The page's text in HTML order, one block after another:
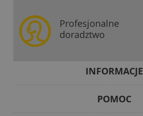
Profesjonalne
doradztwo
INFORMACJE
POMOC